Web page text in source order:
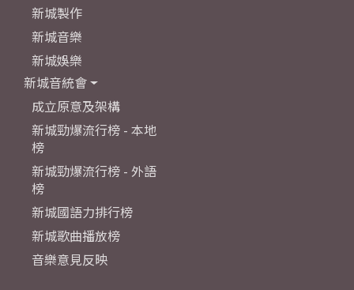
新城製作
新城音樂
新城娛樂
新城音統會
成立原意及架構
新城勁爆流行榜 - 本地
榜
新城勁爆流行榜 - 外語
榜
新城國語力排行榜
新城歌曲播放榜
音樂意見反映